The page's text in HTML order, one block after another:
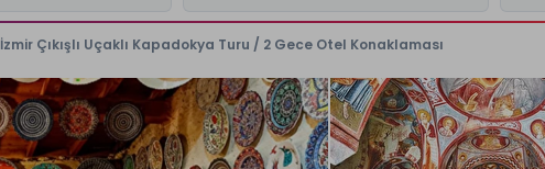
İzmir Çıkışlı Uçaklı Kapadokya Turu / 2 Gece Otel Konaklaması